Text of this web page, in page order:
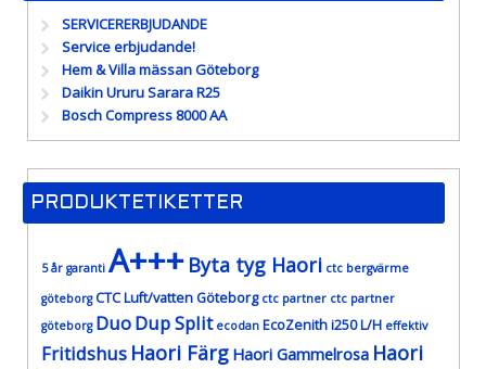
SERVICERERBJUDANDE
Service erbjudande!
Hem & Villa mässan Göteborg
Daikin Ururu Sarara R25
Bosch Compress 8000 AA
PRODUKTETIKETTER
5 år garanti A+++ Byta tyg Haori ctc bergvärme
göteborg CTC Luft/vatten Göteborg ctc partner ctc partner
göteborg DuoDup Split ecodan EcoZenith i250 L/H effektiv
Fritidshus Haori Färg Haori Gammelrosa Haori